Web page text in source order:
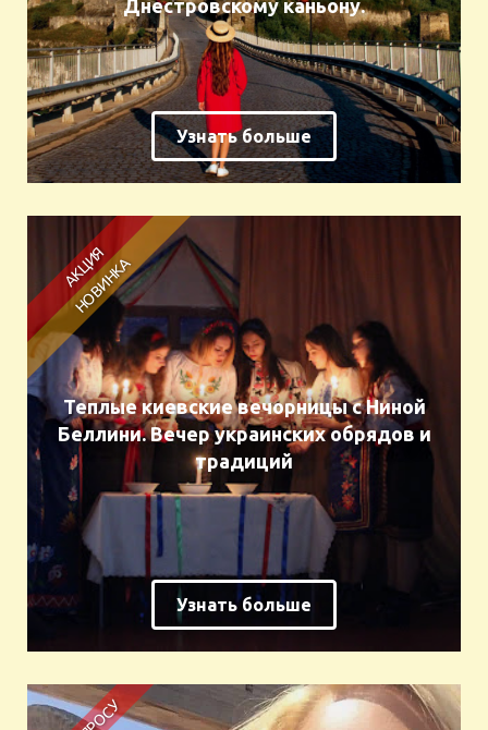
Днестровскому каньону.
Узнать больше
Теплые киевские вечорницы с Ниной
Беллини. Вечер украинских обрядов и
традиций
Узнать больше